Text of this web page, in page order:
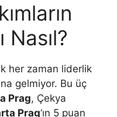
Nasıl?
her zaman liderlik
gelmiyor. Bu üç
Prag, Çekya
Prag‘ın 5 puan